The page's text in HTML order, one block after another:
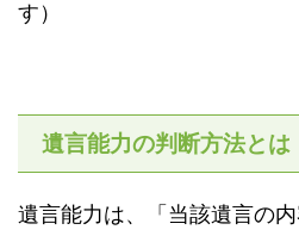
す）
遺言能力の判断方法とは
遺言能力は、「当該遺言の